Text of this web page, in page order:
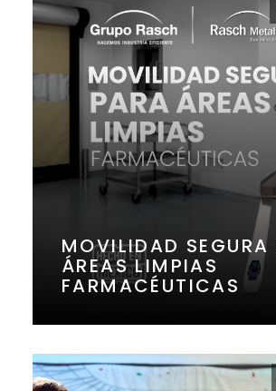
MOVILIDAD SEGURA
ÁREAS LIMPIAS
FARMACÉUTICAS